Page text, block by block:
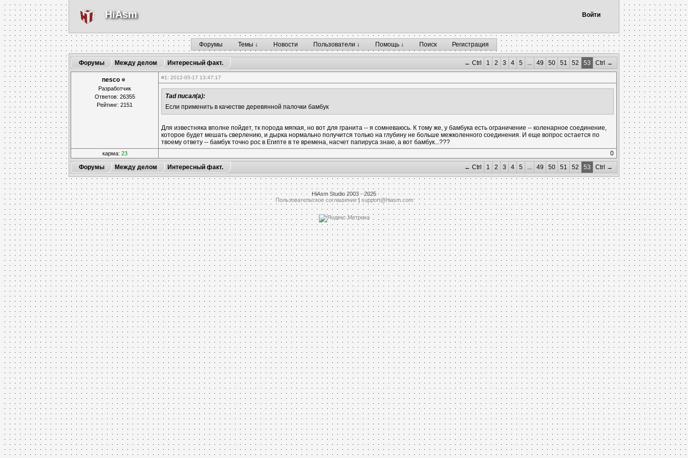
HiAsm Войти
Форумы Темы ↓ Новости Пользователи ↓ Помощь ↓ Поиск Регистрация
Форумы Между делом Интересный факт. ← Ctrl 1 2 3 4 5 ... 49 50 51 52 53 Ctrl →
nesco
Разработчик
Ответов: 26355
Рейтинг: 2151
#1 : 2012-05-17 13:47:17
Tad писал(а):
Если применить в качестве деревянной палочки бамбук
Для известняка вполне пойдет, тк порода мягкая, но вот для гранита -- я сомневаюсь. К тому же, у бамбука есть ограничение -- коленарное соединение,
которое будет мешать сверлению, и дырка нормально получится только на глубину не больше межколенного соединения. И еще вопрос остается по
твоему ответу -- бамбук точно рос в Египте в те времена, насчет папируса знаю, а вот бамбук...???
карма: 23
0
Форумы
Между делом Интересный факт. ← Ctrl 1 2 3 4 5 ... 49 50 51 52 53 Ctrl →
HiAsm Studio 2003 - 2025
Пользовательское соглашение| support@hiasm.com